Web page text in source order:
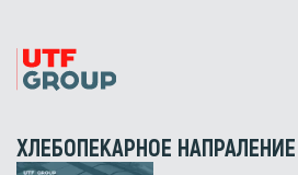
ХЛЕБОПЕКАРНОЕ НАПРАЛЕНИЕ